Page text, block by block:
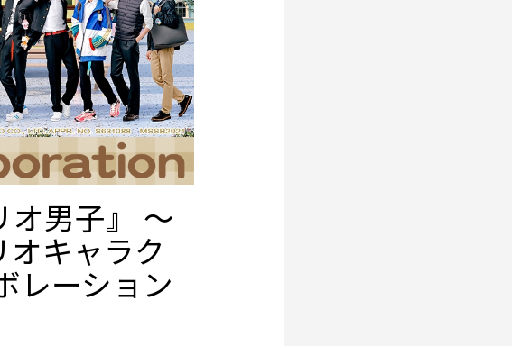
男子』 ～
キャラク
レーション